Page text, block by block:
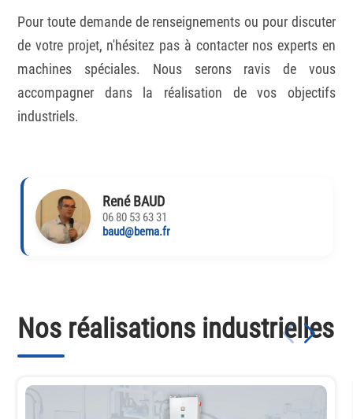
Pour toute demande de renseignements ou pour discuter
de votre projet, n'hésitez pas à contacter nos experts en
machines spéciales. Nous serons ravis de vous
accompagner dans la réalisation de vos objectifs
industriels.
René BAUD
06 80 53 63 31
baud@bema.fr
Nos réalisations industrielles